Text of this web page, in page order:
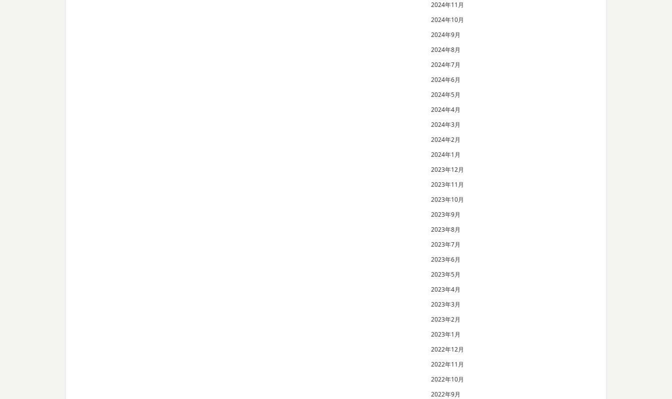
2024年11月
2024年10月
2024年9月
2024年8月
2024年7月
2024年6月
2024年5月
2024年4月
2024年3月
2024年2月
2024年1月
2023年12月
2023年11月
2023年10月
2023年9月
2023年8月
2023年7月
2023年6月
2023年5月
2023年4月
2023年3月
2023年2月
2023年1月
2022年12月
2022年11月
2022年10月
2022年9月